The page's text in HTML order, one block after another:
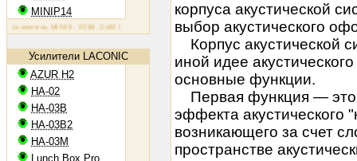
MINIP14
MINI 6: KT88, 2х60 ВтЛамповый усилитель MINIP1: 6AQ5, 2х10 ВтЛамповый усилитель
Усилители LACONIC
AZUR H2
HA-02
HA-03B
HA-03B2
HA-03M
Lunch Box Pro
корпуса акустической
выбор акустического
Корпус акустической
иной идее
основные функции.
Первая функция — это
эффекта акустического
возникающего за счет
пространстве